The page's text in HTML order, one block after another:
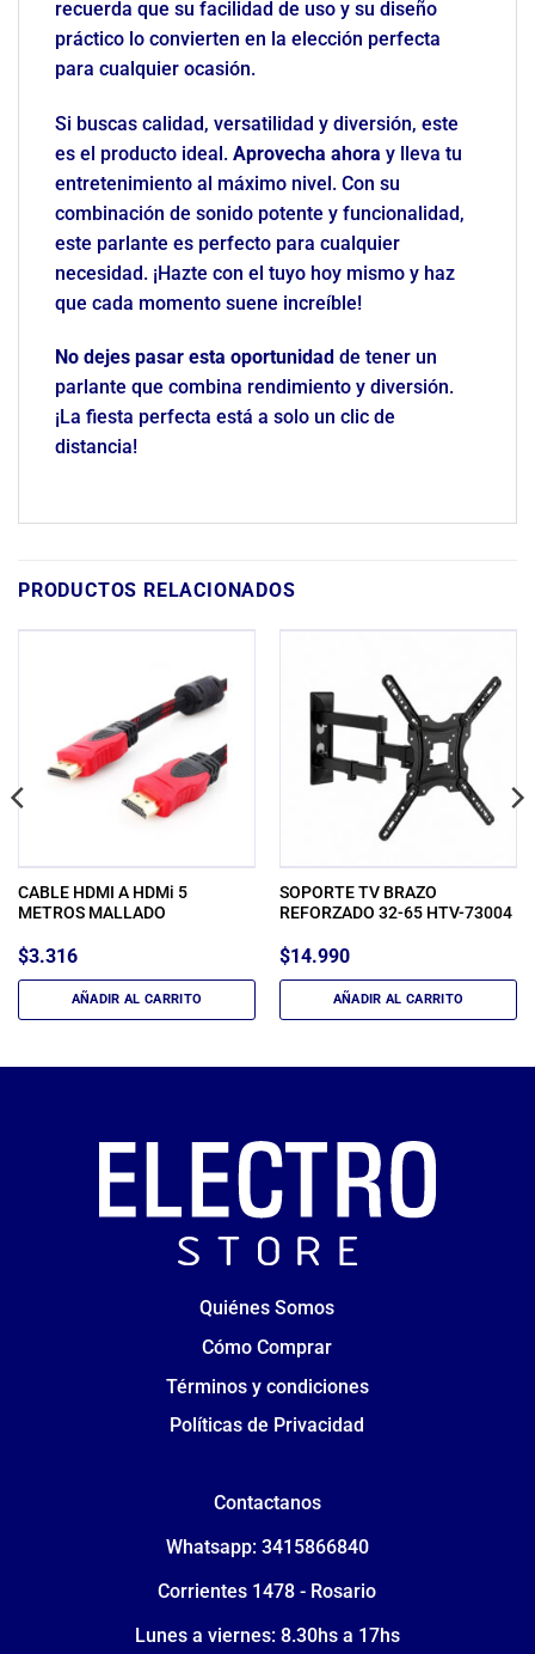
recuerda que su facilidad de uso y su diseño
práctico lo convierten en la elección perfecta
para cualquier ocasión.
Si buscas calidad, versatilidad y diversión, este
es el producto ideal. Aprovecha ahora y lleva tu
entretenimiento al máximo nivel. Con su
combinación de sonido potente y funcionalidad,
este parlante es perfecto para cualquier
necesidad. ¡Hazte con el tuyo hoy mismo y haz
que cada momento suene increíble!
No dejes pasar esta oportunidad de tener un
parlante que combina rendimiento y diversión.
¡La fiesta perfecta está a solo un clic de
distancia!
PRODUCTOS RELACIONADOS
CABLE HDMI A HDMi 5
METROS MALLADO
$3.316
AÑADIR AL CARRITO
SOPORTE TV BRAZO
REFORZADO 32-65 HTV-73004
$14.990
AÑADIR AL CARRITO
Quiénes Somos
Cómo Comprar
Términos y condiciones
Políticas de Privacidad
Contactanos
Whatsapp: 3415866840
Corrientes 1478 - Rosario
Lunes a viernes: 8.30hs a 17hs